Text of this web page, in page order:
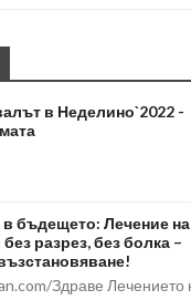
в Неделино`2022 -
в бъдещето: Лечение на
разрез, без болка –
Здраве Лечението